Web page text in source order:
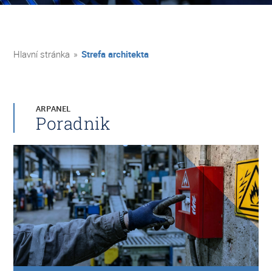
Hlavní stránka » Strefa architekta
ARPANEL
Poradnik